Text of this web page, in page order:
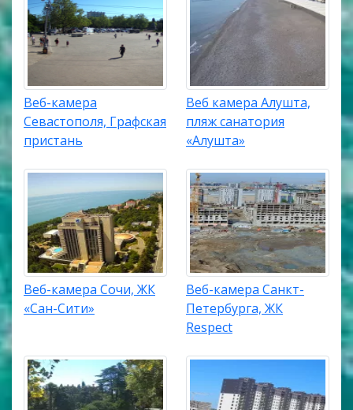
Веб-камера
Севастополя, Графская
пристань
Веб камера Алушта,
пляж санатория
«Алушта»
Веб-камера Сочи, ЖК
«Сан-Сити»
Веб-камера Санкт-
Петербурга, ЖК
Respect